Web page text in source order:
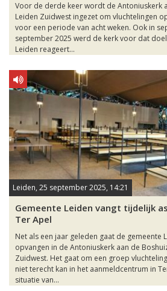
Voor de derde keer wordt de Antoniuskerk
Leiden Zuidwest ingezet om vluchtelingen
voor een periode van acht weken. Ook in
september 2025 werd de kerk voor dat
Leiden reageert...
Leiden, 25 september 2025, 14:21
Gemeente Leiden vangt tijdelijk
Ter Apel
Net als een jaar geleden gaat de gemeente
opvangen in de Antoniuskerk aan de
Zuidwest. Het gaat om een groep
niet terecht kan in het aanmeldcentrum in
situatie van...